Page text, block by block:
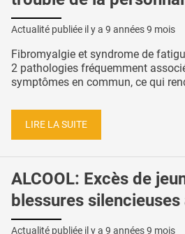
Actualité publiée il y a 9 années 9 mois
Fibromyalgie et syndrome de
2 pathologies fréquemment
symptômes en commun, ce qui
LIRE LA SUITE
ALCOOL: Excès de
blessures silencieuses
Actualité publiée il y a 9 années 9 mois